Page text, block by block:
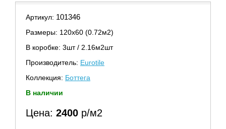
Артикул: 101346
Размеры: 120х60 (0.72м2)
В коробке: 3шт / 2.16м2шт
Производитель: Eurotile
Коллекция: Боттега
В наличии
Цена: 2400 р/м2